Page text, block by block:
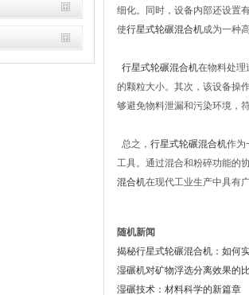
细化。同时，设备内部还设置
使行星式轮碾混合机成为一种
行星式轮碾混合机在物料处理
的颗粒大小。其次，该设备操
够避免物料泄漏和污染环境，
总之， 行星式轮碾混合机作为
工具。通过混合和粉碎功能的
混合机在现代工业生产中具有
随机新闻
揭秘行星式轮碾混合机：如何
湿碾机对矿物浮选分离效果的
湿碾技术：材料科学的新篇章